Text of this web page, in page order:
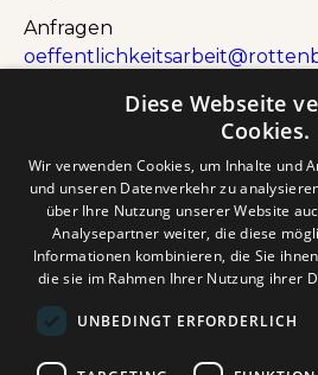
Die Uhrzeit für diese
noch bekanntgegeben.
moderiertes Gespräch mit
Politik und der
AkteurInnen in
Kartenvorverkauf:Kino im
Online:
Diese Webseite
Cookies.
Wir verwenden Cookies, um Inhalte und
und unseren Datenverkehr zu
über Ihre Nutzung unserer Website
Analysepartner weiter, die diese
Informationen kombinieren, die Sie
die sie im Rahmen Ihrer Nutzung ihrer
UNBEDINGT ERFORDERLICH